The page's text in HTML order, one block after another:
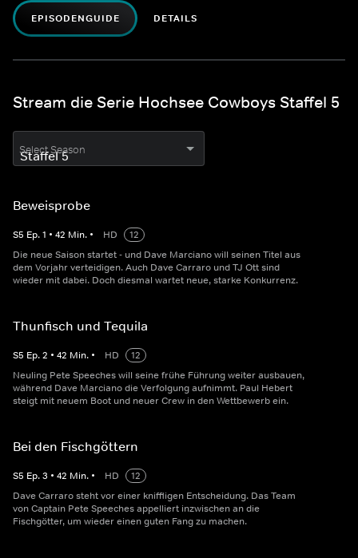
EPISODENGUIDE DETAILS
Stream die Serie Hochsee Cowboys Staffel 5
Select Season
Beweisprobe
S5 Ep.1 • 42 Min. • HD
12
Die neue Saison startet - und Dave Marciano will seinen Titel aus
dem Vorjahr verteidigen. Auch Dave Carraro und TJ Ott sind
wieder mit dabei. Doch diesmal wartet neue, starke Konkurrenz.
Thunfisch und Tequila
S5 Ep.2 • 42 Min. • HD
12
Neuling Pete Speeches will seine frühe Führung weiter ausbauen,
während Dave Marciano die Verfolgung aufnimmt. Paul Hebert
steigt mit neuem Boot und neuer Crew in den Wettbewerb ein.
Bei den Fischgöttern
S5 Ep.3 • 42 Min. • HD
12
Dave Carraro steht vor einer kniffligen Entscheidung. Das Team
von Captain Pete Speeches appelliert inzwischen an die
Fischgötter, um wieder einen guten Fang zu machen.